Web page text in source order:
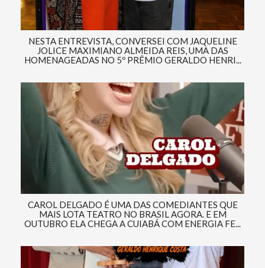
NESTA ENTREVISTA, CONVERSEI COM JAQUELINE
JOLICE MAXIMIANO ALMEIDA REIS, UMA DAS
HOMENAGEADAS NO 5º PRÊMIO GERALDO HENRI...
CAROL DELGADO É UMA DAS COMEDIANTES QUE
MAIS LOTA TEATRO NO BRASIL AGORA. E EM
OUTUBRO ELA CHEGA A CUIABÁ COM ENERGIA FE...